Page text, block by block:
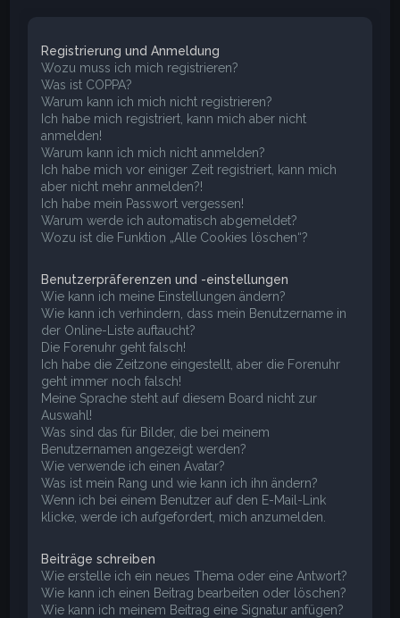
Registrierung und Anmeldung
Wozu muss ich mich registrieren?
Was ist COPPA?
Warum kann ich mich nicht registrieren?
Ich habe mich registriert, kann mich aber nicht
anmelden!
Warum kann ich mich nicht anmelden?
Ich habe mich vor einiger Zeit registriert, kann mich
aber nicht mehr anmelden?!
Ich habe mein Passwort vergessen!
Warum werde ich automatisch abgemeldet?
Wozu ist die Funktion „Alle Cookies löschen“?
Benutzerpräferenzen und -einstellungen
Wie kann ich meine Einstellungen ändern?
Wie kann ich verhindern, dass mein Benutzername in
der Online-Liste auftaucht?
Die Forenuhr geht falsch!
Ich habe die Zeitzone eingestellt, aber die Forenuhr
geht immer noch falsch!
Meine Sprache steht auf diesem Board nicht zur
Auswahl!
Was sind das für Bilder, die bei meinem
Benutzernamen angezeigt werden?
Wie verwende ich einen Avatar?
Was ist mein Rang und wie kann ich ihn ändern?
Wenn ich bei einem Benutzer auf den E-Mail-Link
klicke, werde ich aufgefordert, mich anzumelden.
Beiträge schreiben
Wie erstelle ich ein neues Thema oder eine Antwort?
Wie kann ich einen Beitrag bearbeiten oder löschen?
Wie kann ich meinem Beitrag eine Signatur anfügen?